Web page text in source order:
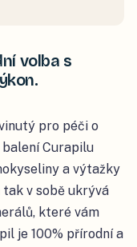
volba s
pro péči o
balení Curapilu
a výtažky
v sobě ukrývá
které vám
je 100% přírodní a